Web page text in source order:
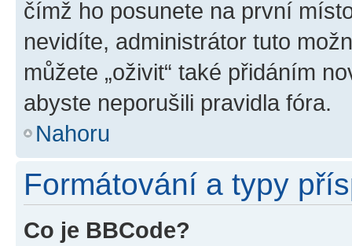
čímž ho posunete na první
nevidíte, administrátor tuto
můžete „oživit“ také přidáním
abyste neporušili pravidla fóra.
Nahoru
Formátování a typy
Co je BBCode?